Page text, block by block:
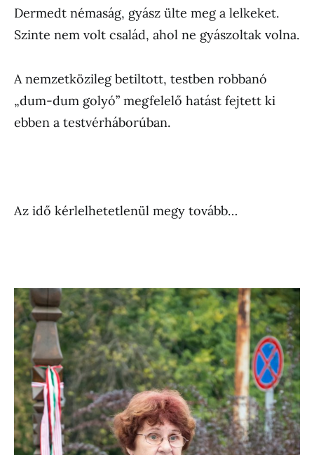
Dermedt némaság, gyász ülte meg a lelkeket.
Szinte nem volt család, ahol ne gyászoltak volna.
A nemzetközileg betiltott, testben robbanó
„dum-dum golyó” megfelelő hatást fejtett ki
ebben a testvérháborúban.
Az idő kérlelhetetlenül megy tovább…